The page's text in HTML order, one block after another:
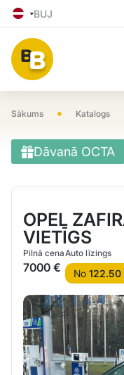
BUJ
Sākums • Katalogs
Dāvanā OCTA
OPEL
VIETĪGS
Pilnā cena
7000 €
Auto līzings
No 122.50